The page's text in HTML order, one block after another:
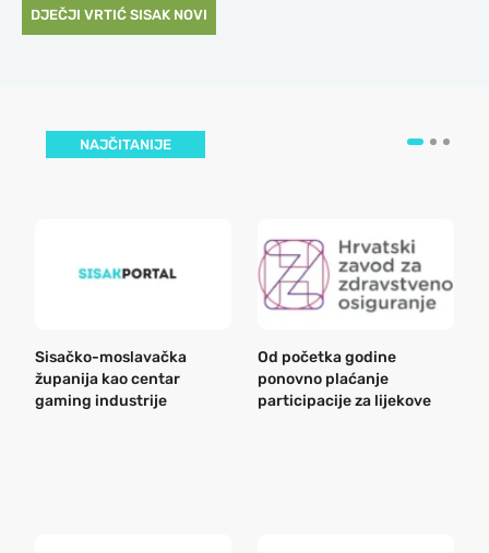
DJEČJI VRTIĆ SISAK NOVI
NAJČITANIJE
Sisačko-moslavačka
županija kao centar
gaming industrije
Od početka godine
ponovno plaćanje
participacije za lijekove